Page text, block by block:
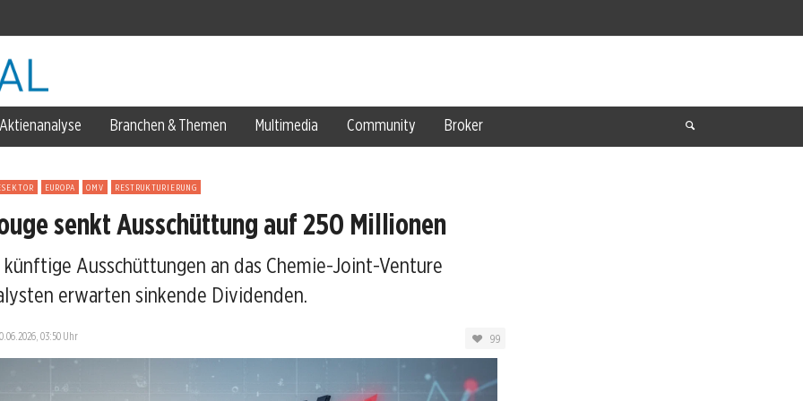
Aktienanalyse Branchen & Themen Multimedia Community Broker
EUROPA OMV RESTRUKTURIERUNG
senkt Ausschüttung auf 250 Millionen
Ausschüttungen an das Chemie-Joint-Venture
erwarten sinkende Dividenden.
03:50 Uhr 99